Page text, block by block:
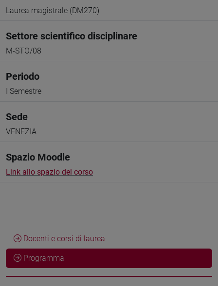
Laurea magistrale (DM270)
Settore scientifico disciplinare
M-STO/08
Periodo
I Semestre
Sede
VENEZIA
Spazio Moodle
Link allo spazio del corso
Docenti e corsi di laurea
Programma